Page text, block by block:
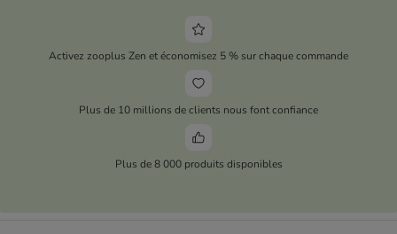
Activez zooplus Zen et économisez 5 % sur chaque commande
Plus de 10 millions de clients nous font confiance
Plus de 8 000 produits disponibles